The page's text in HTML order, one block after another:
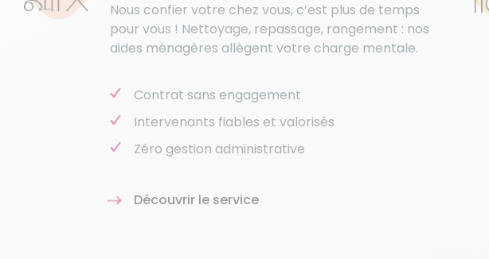
Nous confier votre chez vous, c’est plus de temps
pour vous ! Nettoyage, repassage, rangement : nos
aides ménagères allègent votre charge mentale.
Contrat sans engagement
Intervenants fiables et valorisés
Zéro gestion administrative
Découvrir le service